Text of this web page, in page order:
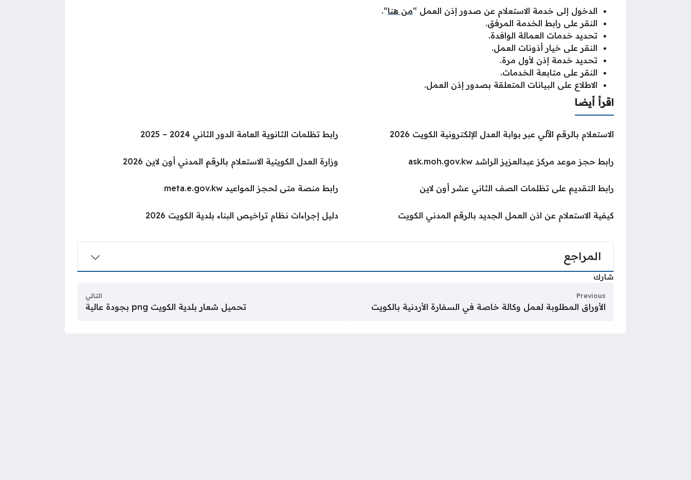
الدخول إلى خدمة الاستعلام عن صدور إذن العمل “من هنا“.
النقر على رابط الخدمة المرفق.
تحديد خدمات العمالة الوافدة.
النقر على خيار أذونات العمل.
تحديد خدمة إذن لأول مرة.
النقر على متابعة الخدمات.
الاطلاع على البيانات المتعلقة بصدور إذن العمل.
اقرأ أيضا
الاستعلام بالرقم الآلي عبر بوابة العدل الإلكترونية الكويت 2026 رابط تظلمات الثانوية العامة الدور الثاني 2024 – 2025
رابط حجز موعد مركز عبدالعزيز الراشد ask.moh.gov.kw وزارة العدل الكويتية الاستعلام بالرقم المدني أون لاين 2026
رابط التقديم على تظلمات الصف الثاني عشر أون لاين رابط منصة متى لحجز المواعيد meta.e.gov.kw
كيفية الاستعلام عن اذن العمل الجديد بالرقم المدني الكويت دليل إجراءات نظام تراخيص البناء بلدية الكويت 2026
المراجع
شارك
Previous
الأوراق المطلوبة لعمل وكالة خاصة في السفارة الأردنية بالكويت
التالي
تحميل شعار بلدية الكويت png بجودة عالية